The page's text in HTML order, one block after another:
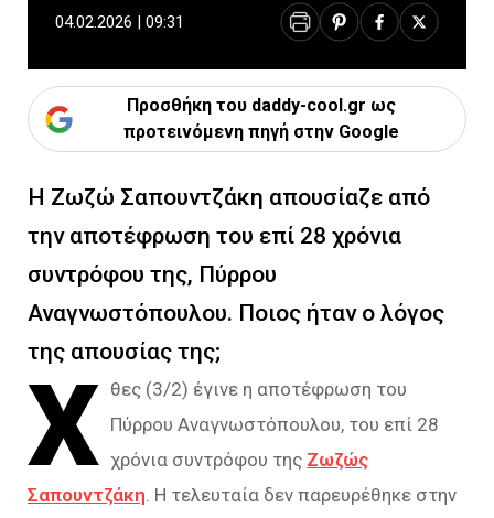
04.02.2026 | 09:31
Προσθήκη του daddy-cool.gr ως
προτεινόμενη πηγή στην Google
Η Ζωζώ Σαπουντζάκη απουσίαζε από
την αποτέφρωση του επί 28 χρόνια
συντρόφου της, Πύρρου
Αναγνωστόπουλου. Ποιος ήταν ο λόγος
της απουσίας της;
Χ θες (3/2) έγινε η αποτέφρωση του
Πύρρου Αναγνωστόπουλου, του επί 28
χρόνια συντρόφου της Ζωζώς
Σαπουντζάκη. Η τελευταία δεν παρευρέθηκε στην